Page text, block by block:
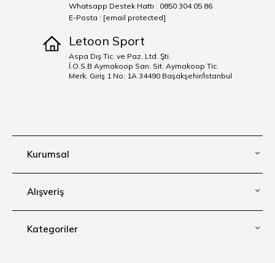
Kurumsal
Alışveriş
Kategoriler
Whatsapp Destek Hattı : 0850 304 05 86
E-Posta : [email protected]
Letoon Sport
Aspa Dış Tic. ve Paz. Ltd. Şti.
İ.O.S.B Aymakoop San. Sit. Aymakoop Tic.
Merk. Giriş 1 No: 1A 34490 Başakşehir/İstanbul